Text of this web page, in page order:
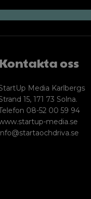
oss
Media Karlbergs
15, 171 73 Solna.
08-52 00 59 94
media.se